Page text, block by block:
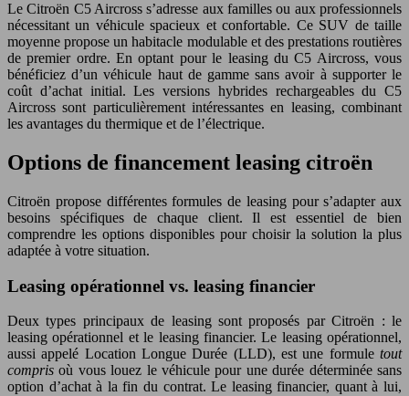
Le Citroën C5 Aircross s’adresse aux familles ou aux professionnels
nécessitant un véhicule spacieux et confortable. Ce SUV de taille
moyenne propose un habitacle modulable et des prestations routières
de premier ordre. En optant pour le leasing du C5 Aircross, vous
bénéficiez d’un véhicule haut de gamme sans avoir à supporter le
coût d’achat initial. Les versions hybrides rechargeables du C5
Aircross sont particulièrement intéressantes en leasing, combinant
les avantages du thermique et de l’électrique.
Options de financement leasing citroën
Citroën propose différentes formules de leasing pour s’adapter aux
besoins spécifiques de chaque client. Il est essentiel de bien
comprendre les options disponibles pour choisir la solution la plus
adaptée à votre situation.
Leasing opérationnel vs. leasing financier
Deux types principaux de leasing sont proposés par Citroën : le
leasing opérationnel et le leasing financier. Le leasing opérationnel,
aussi appelé Location Longue Durée (LLD), est une formule tout
comprisoù vous louez le véhicule pour une durée déterminée sans
option d’achat à la fin du contrat. Le leasing financier, quant à lui,